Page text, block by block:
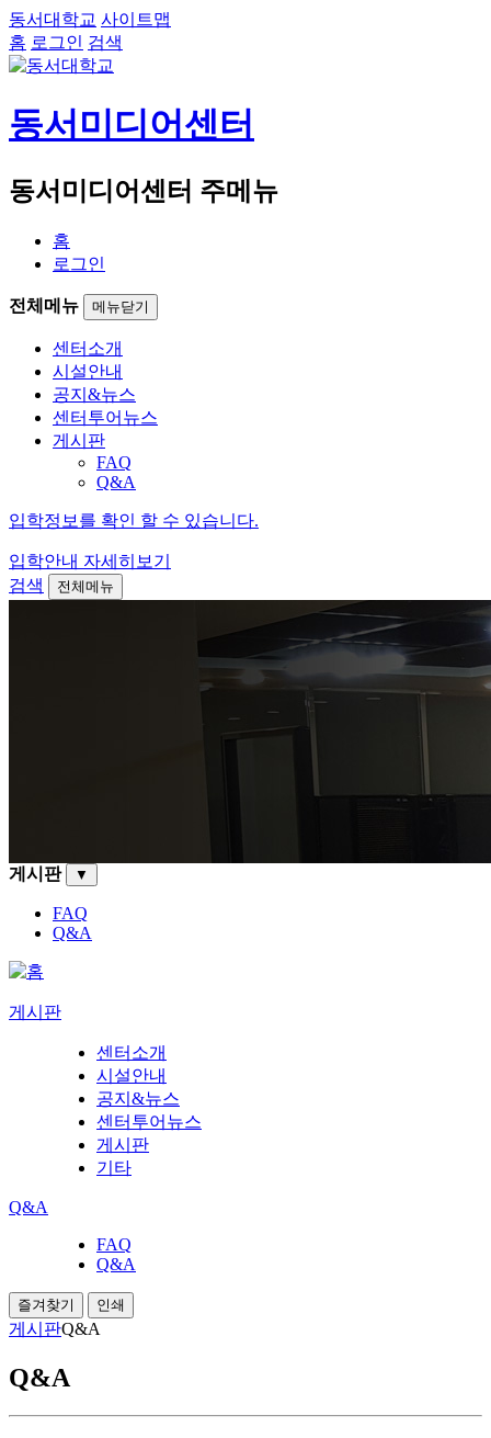
동서대학교 사이트맵
홈 로그인 검색
동서미디어센터
동서미디어센터 주메뉴
홈
로그인
전체메뉴 메뉴닫기
센터소개
시설안내
공지&뉴스
센터투어뉴스
게시판
FAQ
Q&A
입학정보를 확인 할 수 있습니다.
입학안내 자세히보기
검색
전체메뉴
게시판 ▼
FAQ
Q&A
게시판
센터소개
시설안내
공지&뉴스
센터투어뉴스
게시판
기타
Q&A
FAQ
Q&A
즐겨찾기 인쇄
게시판Q&A
Q&A